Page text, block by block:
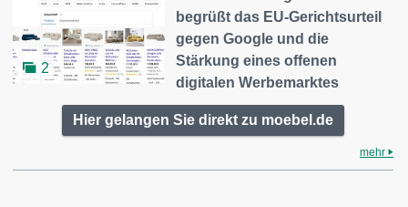
2
begrüßt das EU-Gerichtsurteil
gegen Google und die
Stärkung eines offenen
digitalen Werbemarktes
Hier gelangen Sie direkt zu moebel.de
mehr